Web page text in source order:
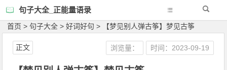
句子大全_正能量语录
首页 >句子大全 >好词好句 > 【梦见别人弹古筝】梦见古筝
浏览量： 时间：2023-09-19
正文